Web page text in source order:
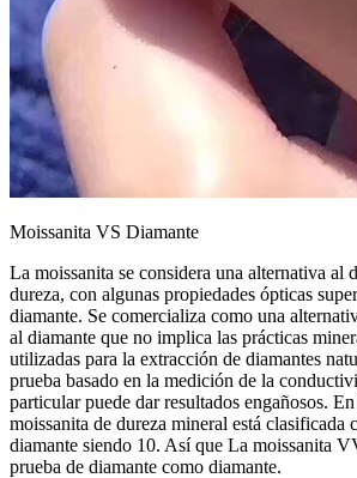
Moissanita VS Diamante
La moissanita se considera una alternativa al
dureza, con algunas propiedades ópticas
diamante. Se comercializa como una
al diamante que no implica las prácticas
utilizadas para la extracción de diamantes
prueba basado en la medición de la
particular puede dar resultados engañosos.
moissanita de dureza mineral está clasificada
diamante siendo 10. Así que La moissanita
prueba de diamante como diamante.